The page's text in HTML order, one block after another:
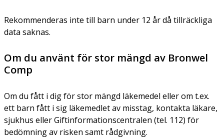
Rekommenderas inte till barn under 12 år då tillräckliga
data saknas.
Om du använt för stor mängd av Bronwel
Comp
Om du fått i dig för stor mängd läkemedel eller om t.ex.
ett barn fått i sig läkemedlet av misstag, kontakta läkare,
sjukhus eller Giftinformationscentralen (tel. 112) för
bedömning av risken samt rådgivning.